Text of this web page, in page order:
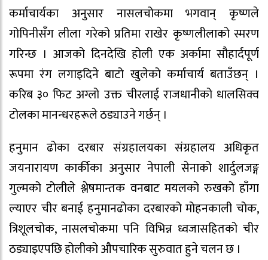
कर्माचार्यका अनुसार नासलचोकमा भगवान् कृष्णले
गोपिनीसँग लीला गरेको प्रतिमा राखेर कृष्णलीलाको स्मरण
गरिन्छ । आजको दिनदेखि होली एक अर्कामा सौहार्दपूर्ण
रूपमा रंग लगाइदिने बाटो खुलेको कर्माचार्य बताउँछन् ।
करिब ३० फिट अग्लो उक्त चीरलाई राजधानीको धालसिक्व
टोलका मानन्धरहरूले ठड्याउने गर्छन् ।
हनुमान ढोका दरबार संग्रहालयका संग्रहालय अधिकृत
जयनारायण कार्कीका अनुसार नेपाली सेनाको शार्दुलजङ्ग
गुल्मको टोलीले श्लेषमान्तक वनबाट मयलको रुखको हाँगा
ल्याएर चीर बनाई हनुमानढोका दरबारको मोहनकाली चोक,
त्रिशूलचोक, नासलचोकमा पनि विभिन्न ध्वजासहितको चीर
ठड्याइएपछि होलीको औपचारिक सुरुवात हुने चलन छ ।